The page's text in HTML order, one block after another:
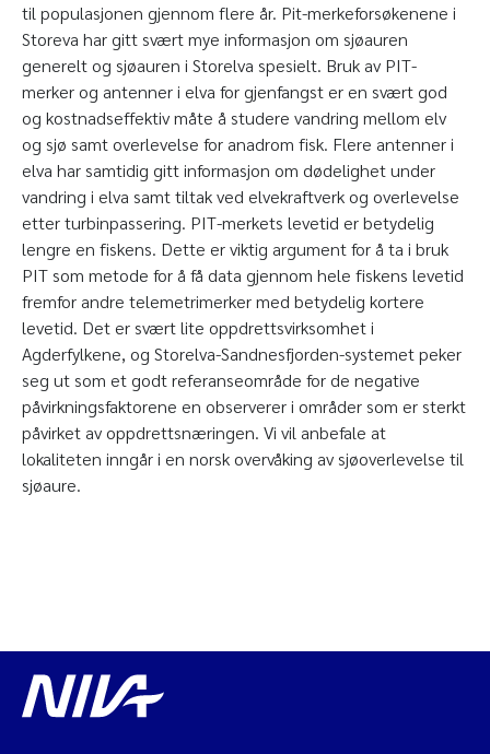
til populasjonen gjennom flere år. Pit-merkeforsøkenene i
Storeva har gitt svært mye informasjon om sjøauren
generelt og sjøauren i Storelva spesielt. Bruk av PIT-
merker og antenner i elva for gjenfangst er en svært god
og kostnadseffektiv måte å studere vandring mellom elv
og sjø samt overlevelse for anadrom fisk. Flere antenner i
elva har samtidig gitt informasjon om dødelighet under
vandring i elva samt tiltak ved elvekraftverk og overlevelse
etter turbinpassering. PIT-merkets levetid er betydelig
lengre en fiskens. Dette er viktig argument for å ta i bruk
PIT som metode for å få data gjennom hele fiskens levetid
fremfor andre telemetrimerker med betydelig kortere
levetid. Det er svært lite oppdrettsvirksomhet i
Agderfylkene, og Storelva-Sandnesfjorden-systemet peker
seg ut som et godt referanseområde for de negative
påvirkningsfaktorene en observerer i områder som er sterkt
påvirket av oppdrettsnæringen. Vi vil anbefale at
lokaliteten inngår i en norsk overvåking av sjøoverlevelse til
sjøaure.